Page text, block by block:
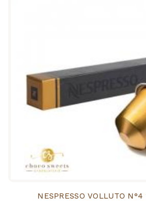
NESPRESSO VOLLUTO